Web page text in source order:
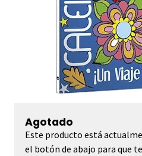
Agotado
Este producto está
el botón de abajo para que